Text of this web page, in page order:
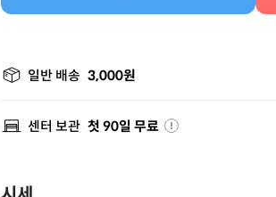
일반 배송 3,000원
센터 보관 첫 90일 무료